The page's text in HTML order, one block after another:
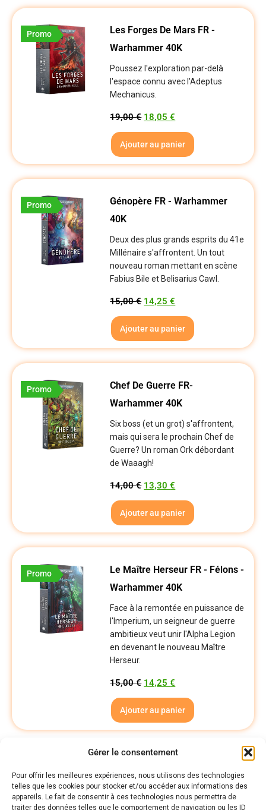
Gérer le consentement
Pour offrir les meilleures expériences, nous utilisons des technologies
telles que les cookies pour stocker et/ou accéder aux informations des
appareils. Le fait de consentir à ces technologies nous permettra de
traiter des données telles que le comportement de navigation ou les ID
Promo
Les Forges De Mars FR -
Warhammer 40K
Poussez l'exploration par-delà
l'espace connu avec l'Adeptus
Mechanicus.
19,00€ 18,05€
Ajouter au panier
Promo
Génopère FR - Warhammer
40K
Deux des plus grands esprits du 41e
Millénaire s'affrontent. Un tout
nouveau roman mettant en scène
Fabius Bile et Belisarius Cawl.
15,00€ 14,25€
Ajouter au panier
Promo
Chef De Guerre FR-
Warhammer 40K
Six boss (et un grot) s'affrontent,
mais qui sera le prochain Chef de
Guerre? Un roman Ork débordant
de Waaagh!
14,00€ 13,30€
Ajouter au panier
Promo
Le Maître Herseur FR - Félons -
Warhammer 40K
Face à la remontée en puissance de
l'Imperium, un seigneur de guerre
ambitieux veut unir l'Alpha Legion
en devenant le nouveau Maître
Herseur.
15,00€ 14,25€
Ajouter au panier
1 2 →
Nos pages
Politiques